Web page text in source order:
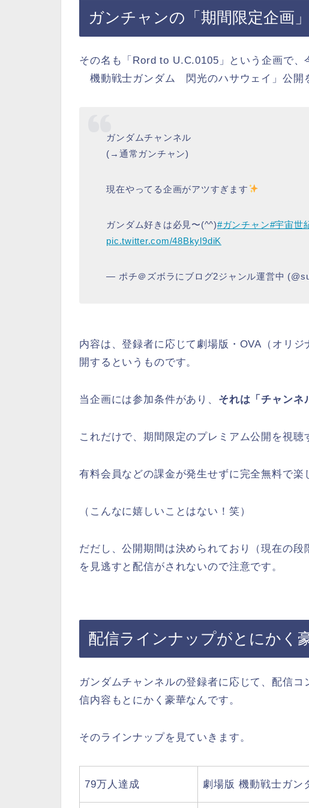
ガンチャンの「期間限定企画
その名も「Rord to U.C.0105」という企画で、
機動戦士ガンダム 閃光のハサウェイ」公開
ガンダムチャンネル
(→通常ガンチャン)
現在やってる企画がアツすぎます
ガンダム好きは必見〜(^^)#ガンチャン#宇宙世
pic.twitter.com/48Bkyl9diK
— ポチ＠ズボラにブログ2ジャンル運営中
内容は、登録者に応じて劇場版・OVA（オリ
開するというものです。
当企画には参加条件があり、 それは「チャンネ
これだけで、期間限定のプレミアム公開を視聴
有料会員などの課金が発生せずに完全無料で楽
（こんなに嬉しいことはない！笑）
だだし、公開期間は決められており（現在の
を見逃すと配信がされないので注意です。
配信ラインナップがとにかく
ガンダムチャンネルの登録者に応じて、配信
信内容もとにかく豪華なんです。
そのラインナップを見ていきます。
79万人達成 劇場版 機動戦士ガン